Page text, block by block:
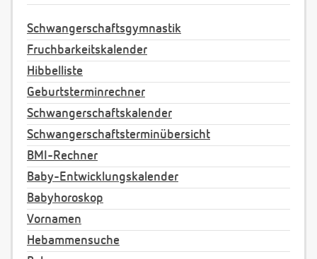
Schwangerschaftsgymnastik
Fruchbarkeitskalender
Hibbelliste
Geburtsterminrechner
Schwangerschaftskalender
Schwangerschaftsterminübersicht
BMI-Rechner
Baby-Entwicklungskalender
Babyhoroskop
Vornamen
Hebammensuche